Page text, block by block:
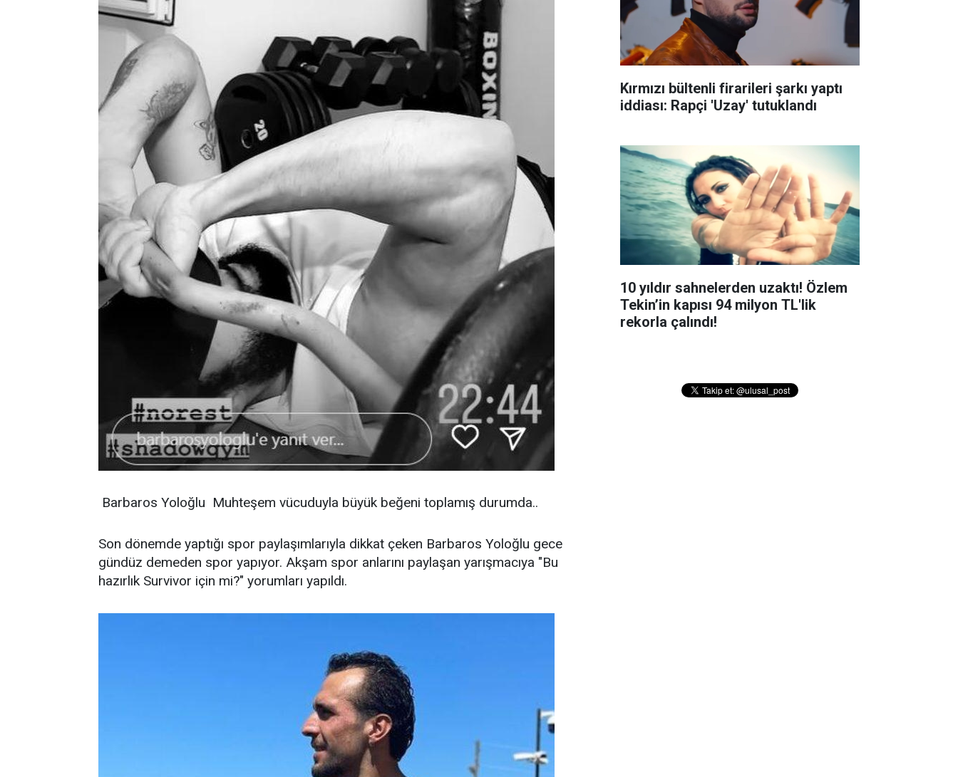
Barbaros Yoloğlu Muhteşem vücuduyla büyük beğeni toplamış durumda..
Son dönemde yaptığı spor paylaşımlarıyla dikkat çeken Barbaros Yoloğlu gece
gündüz demeden spor yapıyor. Akşam spor anlarını paylaşan yarışmacıya "Bu
hazırlık Survivor için mi?" yorumları yapıldı.
Kırmızı bültenli firarileri şarkı yaptı
iddiası: Rapçi 'Uzay' tutuklandı
10 yıldır sahnelerden uzaktı! Özlem
Tekin’in kapısı 94 milyon TL'lik
rekorla çalındı!